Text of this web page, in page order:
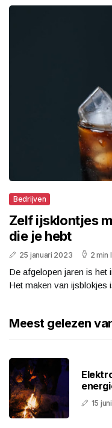
Bedrijven
Zelf ijsklontjes
die je hebt
25 januari 2023 2 min
De afgelopen jaren is het
Het maken van ijsblokjes
Meest gelezen
15